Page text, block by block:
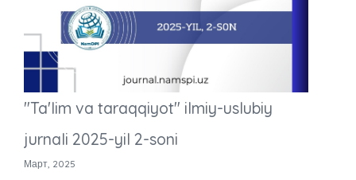
"Ta'lim va taraqqiyot" ilmiy-uslubiy
jurnali 2025-yil 2-soni
Март, 2025